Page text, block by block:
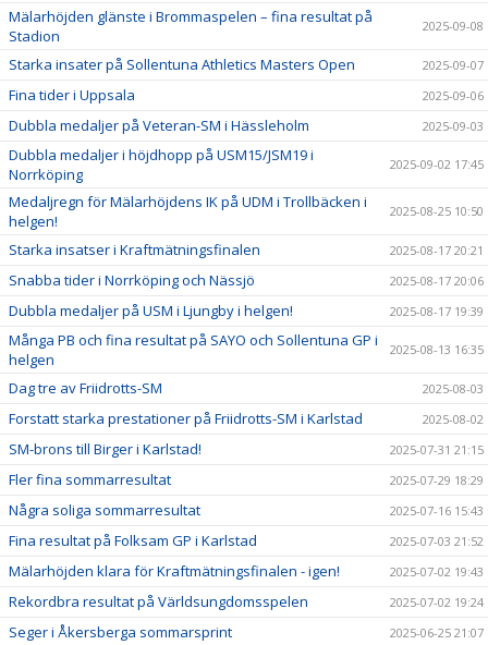
Mälarhöjden glänste i Brommaspelen – fina resultat på
Stadion
2025-09-08
Starka insater på Sollentuna Athletics Masters Open 2025-09-07
Fina tider i Uppsala 2025-09-06
Dubbla medaljer på Veteran-SM i Hässleholm 2025-09-03
Dubbla medaljer i höjdhopp på USM15/JSM19 i
Norrköping
2025-09-02 17:45
Medaljregn för Mälarhöjdens IK på UDM i Trollbäcken i
helgen!
2025-08-25 10:50
Starka insatser i Kraftmätningsfinalen 2025-08-17 20:21
Snabba tider i Norrköping och Nässjö 2025-08-17 20:06
Dubbla medaljer på USM i Ljungby i helgen! 2025-08-17 19:39
Många PB och fina resultat på SAYO och Sollentuna GP i
helgen
2025-08-13 16:35
Dag tre av Friidrotts-SM 2025-08-03
Forstatt starka prestationer på Friidrotts-SM i Karlstad 2025-08-02
SM-brons till Birger i Karlstad! 2025-07-31 21:15
Fler fina sommarresultat 2025-07-29 18:29
Några soliga sommarresultat 2025-07-16 15:43
Fina resultat på Folksam GP i Karlstad 2025-07-03 21:52
Mälarhöjden klara för Kraftmätningsfinalen - igen! 2025-07-02 19:43
Rekordbra resultat på Världsungdomsspelen 2025-07-02 19:24
Seger i Åkersberga sommarsprint 2025-06-25 21:07